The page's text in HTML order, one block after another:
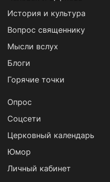
История и культура
Вопрос священнику
Мысли вслух
Блоги
Горячие точки
Опрос
Cоцсети
Церковный календарь
Юмор
Личный кабинет